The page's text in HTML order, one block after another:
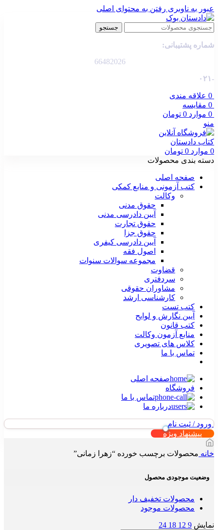
عبور به ناوبری رفتن به محتوای اصلی
جستجو
شماره پشتیبانی:
66482026
-۰۲۱
0 علاقه مندی
0 مقایسه
0 موارد 0 تومان
منو
0 موارد 0 تومان
دسته بندی محصولات
صفحه اصلی
کتب آزمونی و منابع کمکی
وکالت
حقوق مدنی
آیین دادرسی مدنی
حقوق تجارت
حقوق جزا
آیین دادرسی کیفری
اصول فقه
مجموعه سوالات سنوات
قضاوت
سردفتری
مشاوران حقوقی
کارشناسی ارشد
کتب تست
آیین نگارش و لوایح
کتب قانون
منابع آزمون وکالت
کلاس های تصویری
تماس با ما
صفحه اصلی
فروشگاه
تماس با ما
درباره ما
ورود / ثبت نام
پیشنهاد ویژه
خانه محصولات برچسب خورده “زهرا زمانی”
وضعیت موجودی محصول
محصولات تخفیف دار
محصولات موجود
نمایش 9
12
18
24